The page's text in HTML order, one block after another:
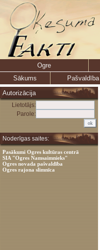
Ogre
Sākums
Pašvaldība
Autorizācija
Lietotājs:
Parole:
Noderīgas saites:
Pasākumi Ogres kultūras centrā
SIA "Ogres Namsaimnieks"
Ogres novada pašvaldība
Ogres rajona slimnīca